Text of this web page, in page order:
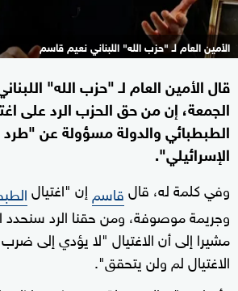
الأمين العام لـ "حزب الله" اللبناني نعيم قاسم
قال الأمين العام لـ "حزب الله"
الجمعة، إن من حق الحزب الرد على
الطبطبائي والدولة مسؤولة عن "طرد
الإسرائيلي".
وفي كلمة له، قالقاسم إن "اغتيال
وجريمة موصوفة، ومن حقنا الرد سنحدد
مشيرا إلى أن الاغتيال "لا يؤدي إلى
الاغتيال لم ولن يتحقق".